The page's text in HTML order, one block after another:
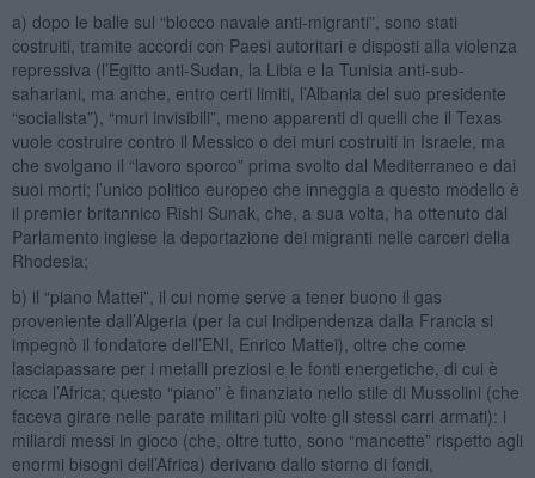
a) dopo le balle sul “blocco navale anti-migranti”, sono stati
costruiti, tramite accordi con Paesi autoritari e disposti alla violenza
repressiva (l’Egitto anti-Sudan, la Libia e la Tunisia anti-sub-
sahariani, ma anche, entro certi limiti, l’Albania del suo presidente
“socialista”), “muri invisibili”, meno apparenti di quelli che il Texas
vuole costruire contro il Messico o dei muri costruiti in Israele, ma
che svolgano il “lavoro sporco” prima svolto dal Mediterraneo e dai
suoi morti; l’unico politico europeo che inneggia a questo modello è
il premier britannico Rishi Sunak, che, a sua volta, ha ottenuto dal
Parlamento inglese la deportazione dei migranti nelle carceri della
Rhodesia;
b) il “piano Mattei”, il cui nome serve a tener buono il gas
proveniente dall’Algeria (per la cui indipendenza dalla Francia si
impegnò il fondatore dell’ENI, Enrico Mattei), oltre che come
lasciapassare per i metalli preziosi e le fonti energetiche, di cui è
ricca l’Africa; questo “piano” è finanziato nello stile di Mussolini (che
faceva girare nelle parate militari più volte gli stessi carri armati): i
miliardi messi in gioco (che, oltre tutto, sono “mancette” rispetto agli
enormi bisogni dell’Africa) derivano dallo storno di fondi,